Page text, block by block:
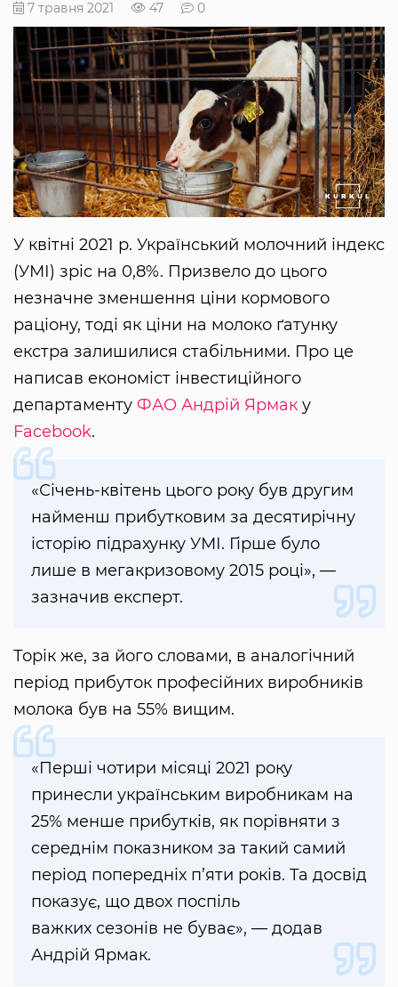
7 травня 2021 47 0
У квітні 2021 р. Український молочний індекс
(УМІ) зріс на 0,8%. Призвело до цього
незначне зменшення ціни кормового
раціону, тоді як ціни на молоко ґатунку
екстра залишилися стабільними. Про це
написав економіст інвестиційного
департаменту ФАО Андрій Ярмак у
Facebook.
«Січень-квітень цього року був другим
найменш прибутковим за десятирічну
історію підрахунку УМІ. Гірше було
лише в мегакризовому 2015 році», —
зазначив експерт.
Торік же, за його словами, в аналогічний
період прибуток професійних виробників
молока був на 55% вищим.
«Перші чотири місяці 2021 року
принесли українським виробникам на
25% менше прибутків, як порівняти з
середнім показником за такий самий
період попередніх п’яти років. Та досвід
показує, що двох поспіль
важких сезонів не буває», — додав
Андрій Ярмак.